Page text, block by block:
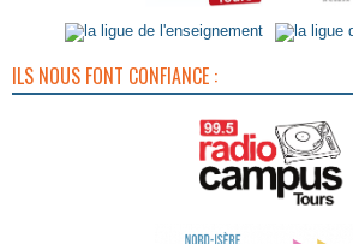
ILS NOUS FONT CONFIANCE :